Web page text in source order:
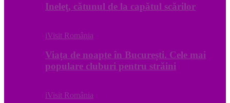
Ineleţ, cătunul de la capătul scărilor
iVisit România
Viața de noapte în București. Cele mai
populare cluburi pentru străini
iVisit România